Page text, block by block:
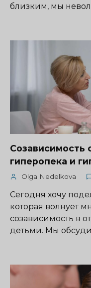
близким, мы
Созависимость
гиперопека и
Olga Nedelkova
Сегодня хочу
которая волнует
созависимость в
детьми. Мы